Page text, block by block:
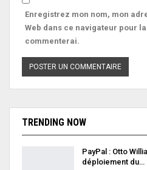
Enregistrez mon nom, mon
Web dans ce navigateur pour
commenterai.
TRENDING NOW
PayPal : Otto
déploiement du…